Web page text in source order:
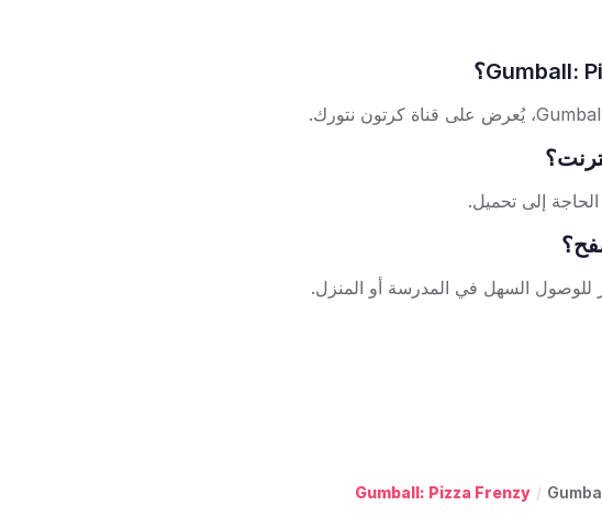
للوصول السهل في المدرسة أو المنزل.
/
Gumball: Pizza Frenzy